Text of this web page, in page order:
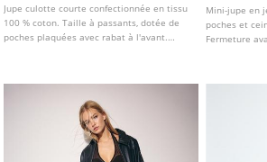
Jupe culotte courte confectionnée en tissu
100 % coton. Taille à passants, dotée de
poches plaquées avec rabat à l'avant.
Mini-jupe en
poches et
Fermeture